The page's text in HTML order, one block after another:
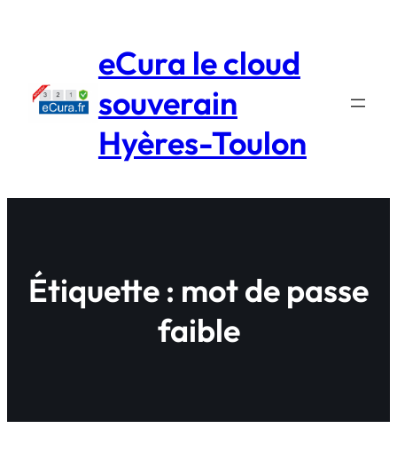
eCura le cloud
souverain
Hyères-Toulon
Étiquette : mot de passe
faible